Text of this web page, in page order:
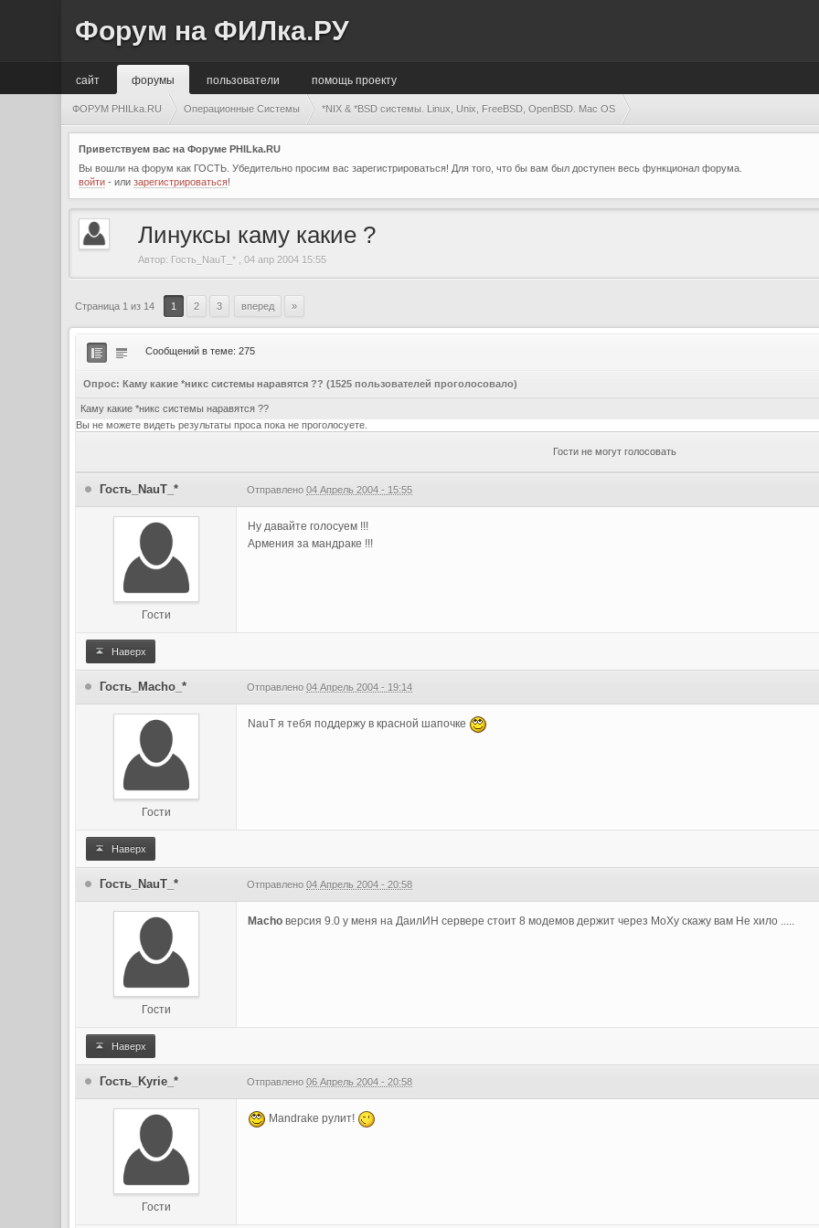
Форум на ФИЛка.РУ
сайт помощь проекту
форумы пользователи
ФОРУМ PHILka.RU Операционные Системы *NIX & *BSD сиcтемы. Linux, Unix, FreeBSD, OpenBSD. Mac OS
Приветствуем вас на Форуме PHILka.RU
Вы вошли на форум как ГОСТЬ. Убедительно просим вас зарегистрироваться! Для того, что бы вам был доступен весь функционал форума.
войти - илизарегистрироваться!
Линуксы каму какие ?
Автор: Гость_NauT_* ,04 апр 2004 15:55
Страница 1 из 14 1 2 3 вперед »
Сообщений в теме: 275
Опрос: Каму какие *никс системы наравятся ??(1525 пользователей проголосовало)
Каму какие *никс системы наравятся ??
Вы не можете видеть результаты проса пока не проголосуете.
Гости не могут голосовать
Гость_NauT_* Отправлено04 Апрель 2004 - 15:55
Гости
Ну давайте голосуем !!!
Армения за мандраке !!!
Наверх
Гость_Macho_* Отправлено04 Апрель 2004 - 19:14
Гости
NauT я тебя поддержу в красной шапочке
Наверх
Гость_NauT_* Отправлено04 Апрель 2004 - 20:58
Гости
Macho версия 9.0 у меня на ДаилИН сервере стоит 8 модемов держит через MoXу скажу вам Не хило .....
Наверх
Гость_Kyrie_* Отправлено06 Апрель 2004 - 20:58
Гости
Mandrake рулит!